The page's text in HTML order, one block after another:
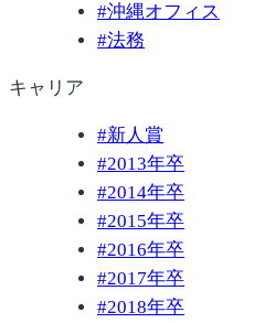
#沖縄オフィス
#法務
キャリア
#新人賞
#2013年卒
#2014年卒
#2015年卒
#2016年卒
#2017年卒
#2018年卒